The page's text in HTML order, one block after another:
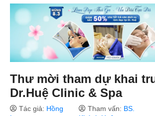
Thư mời tham dự khai
Dr.Huệ Clinic & Spa
Tác giả: Hồng
Tham vấn: BS.